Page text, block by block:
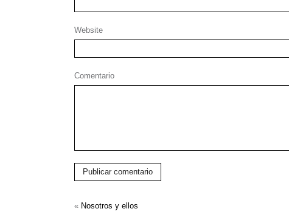
Website
Comentario
Publicar comentario
« Nosotros y ellos